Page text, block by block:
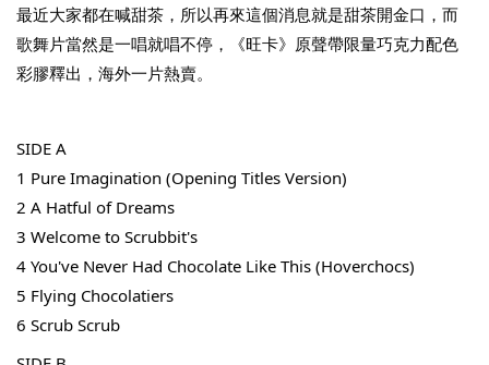
NT$ 780
NT$ 880
- +
加入購物車
最近大家都在喊甜茶，所以再來這個消息就是甜茶開金口，而
歌舞片當然是一唱就唱不停，《旺卡》原聲帶限量巧克力配色
彩膠釋出，海外一片熱賣。
SIDE A
1 Pure Imagination (Opening Titles Version)
2 A Hatful of Dreams
3 Welcome to Scrubbit's
4 You've Never Had Chocolate Like This (Hoverchocs)
5 Flying Chocolatiers
6 Scrub Scrub